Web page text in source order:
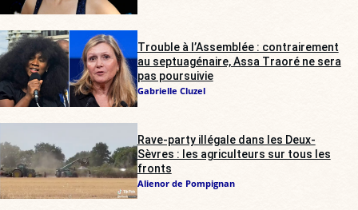
Trouble à l’Assemblée : contrairement
au septuagénaire, Assa Traoré ne sera
pas poursuivie
Gabrielle Cluzel
Rave-party illégale dans les Deux-
Sèvres : les agriculteurs sur tous les
fronts
Alienor de Pompignan